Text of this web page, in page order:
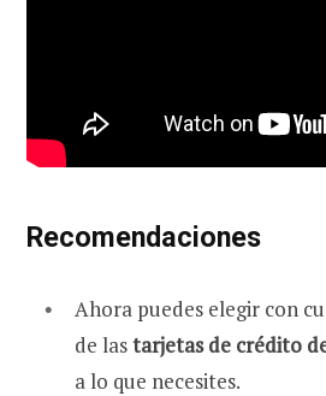
Recomendaciones
Ahora puedes elegir con
de lastarjetas de crédito
a lo que necesites.